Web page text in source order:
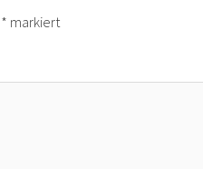
* markiert